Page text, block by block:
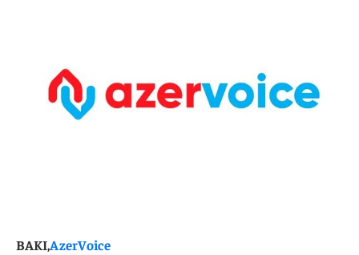
BAKI,AzerVoice